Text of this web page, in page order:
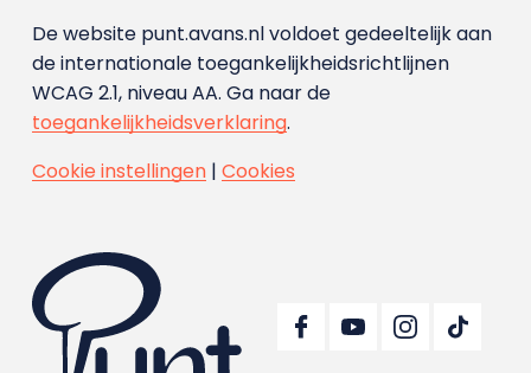
De website punt.avans.nl voldoet gedeeltelijk aan
de internationale toegankelijkheidsrichtlijnen
WCAG 2.1, niveau AA. Ga naar de
toegankelijkheidsverklaring.
Cookie instellingen| Cookies